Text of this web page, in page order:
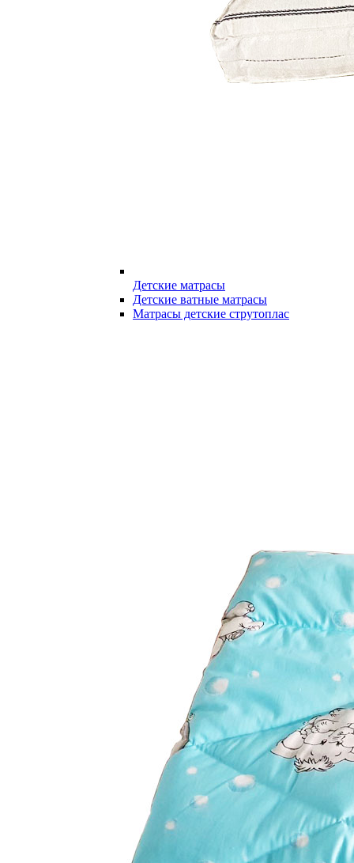
Детские матрасы
Детские ватные матрасы
Матрасы детские струтоплас